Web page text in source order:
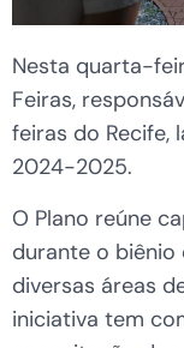
Nesta quarta-
Feiras,
feiras do Recife,
2024-2025.
O Plano reúne
durante o biênio
diversas áreas
iniciativa tem